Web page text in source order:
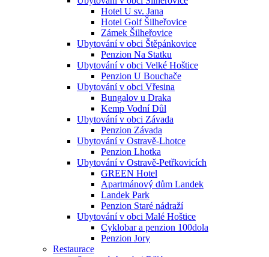
Hotel U sv. Jana
Hotel Golf Šilheřovice
Zámek Šilheřovice
Ubytování v obci Štěpánkovice
Penzion Na Statku
Ubytování v obci Velké Hoštice
Penzion U Bouchače
Ubytování v obci Vřesina
Bungalov u Draka
Kemp Vodní Důl
Ubytování v obci Závada
Penzion Závada
Ubytování v Ostravě-Lhotce
Penzion Lhotka
Ubytování v Ostravě-Petřkovicích
GREEN Hotel
Apartmánový dům Landek
Landek Park
Penzion Staré nádraží
Ubytování v obci Malé Hoštice
Cyklobar a penzion 100dola
Penzion Jory
Restaurace